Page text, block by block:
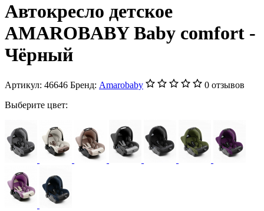
Автокресло детское
AMAROBABY Baby comfort -
Чёрный
Артикул: 46646 Бренд: Amarobaby
0 отзывов
Выберите цвет: